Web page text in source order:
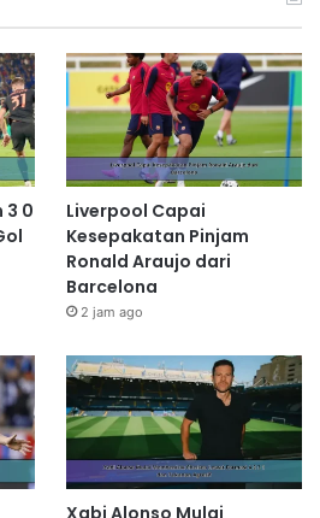
3 0
Liverpool Capai
Kesepakatan Pinjam
Ronald Araujo dari
Barcelona
2 jam ago
Xabi Alonso Mulai